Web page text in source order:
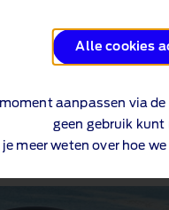
Alle cookies
aanpassen via de
geen gebruik
meer weten over hoe